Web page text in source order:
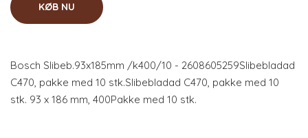
KØB NU
Bosch Slibeb.93x185mm /k400/10 - 2608605259Slibebladad
C470, pakke med 10 stk.Slibebladad C470, pakke med 10
stk. 93 x 186 mm, 400Pakke med 10 stk.